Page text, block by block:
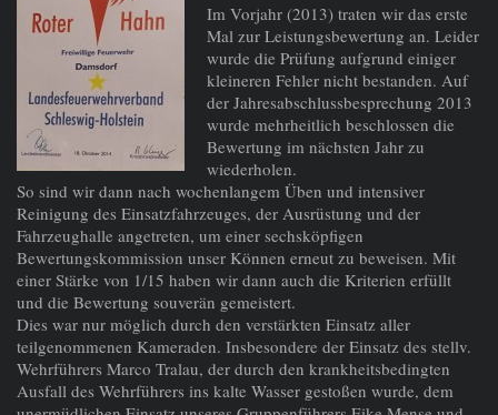
Im Vorjahr (2013) traten wir das erste
Mal zur Leistungsbewertung an. Leider
wurde die Prüfung aufgrund einiger
kleineren Fehler nicht bestanden. Auf
der Jahresabschlussbesprechung 2013
wurde mehrheitlich beschlossen die
Bewertung im nächsten Jahr zu
wiederholen.
So sind wir dann nach wochenlangem Üben und intensiver
Reinigung des Einsatzfahrzeuges, der Ausrüstung und der
Fahrzeughalle angetreten, um einer sechsköpfigen
Bewertungskommission unser Können erneut zu beweisen. Mit
einer Stärke von 1/15 haben wir dann auch die Kriterien erfüllt
und die Bewertung souverän gemeistert.
Dies war nur möglich durch den verstärkten Einsatz aller
teilgenommenen Kameraden. Insbesondere der Einsatz des stellv.
Wehrführers Marco Tralau, der durch den krankheitsbedingten
Ausfall des Wehrführers ins kalte Wasser gestoßen wurde, dem